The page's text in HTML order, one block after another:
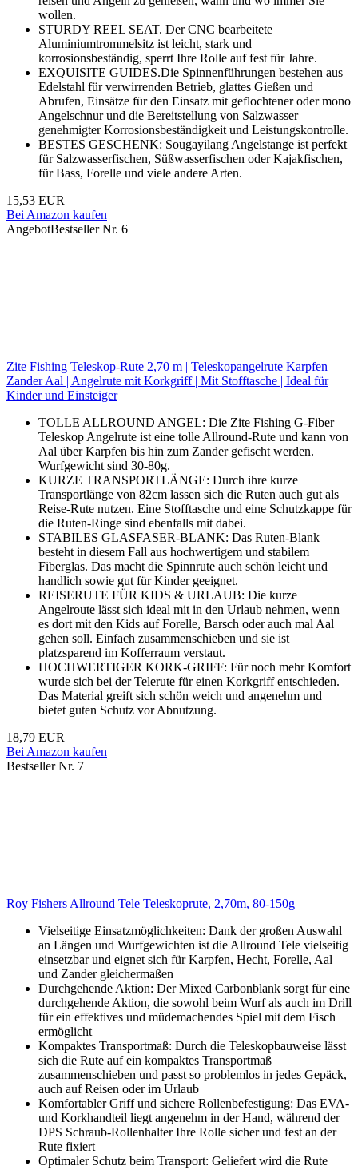
wollen.
STURDY REEL SEAT. Der CNC bearbeitete
Aluminiumtrommelsitz ist leicht, stark und
korrosionsbeständig, sperrt Ihre Rolle auf fest für Jahre.
EXQUISITE GUIDES.Die Spinnenführungen bestehen aus
Edelstahl für verwirrenden Betrieb, glattes Gießen und
Abrufen, Einsätze für den Einsatz mit geflochtener oder mono
Angelschnur und die Bereitstellung von Salzwasser
genehmigter Korrosionsbeständigkeit und Leistungskontrolle.
BESTES GESCHENK: Sougayilang Angelstange ist perfekt
für Salzwasserfischen, Süßwasserfischen oder Kajakfischen,
für Bass, Forelle und viele andere Arten.
15,53 EUR
Bei Amazon kaufen
AngebotBestseller Nr. 6
Zite Fishing Teleskop-Rute 2,70 m | Teleskopangelrute Karpfen
Zander Aal | Angelrute mit Korkgriff | Mit Stofftasche | Ideal für
Kinder und Einsteiger
TOLLE ALLROUND ANGEL: Die Zite Fishing G-Fiber
Teleskop Angelrute ist eine tolle Allround-Rute und kann von
Aal über Karpfen bis hin zum Zander gefischt werden.
Wurfgewicht sind 30-80g.
KURZE TRANSPORTLÄNGE: Durch ihre kurze
Transportlänge von 82cm lassen sich die Ruten auch gut als
Reise-Rute nutzen. Eine Stofftasche und eine Schutzkappe für
die Ruten-Ringe sind ebenfalls mit dabei.
STABILES GLASFASER-BLANK: Das Ruten-Blank
besteht in diesem Fall aus hochwertigem und stabilem
Fiberglas. Das macht die Spinnrute auch schön leicht und
handlich sowie gut für Kinder geeignet.
REISERUTE FÜR KIDS & URLAUB: Die kurze
Angelroute lässt sich ideal mit in den Urlaub nehmen, wenn
es dort mit den Kids auf Forelle, Barsch oder auch mal Aal
gehen soll. Einfach zusammenschieben und sie ist
platzsparend im Kofferraum verstaut.
HOCHWERTIGER KORK-GRIFF: Für noch mehr Komfort
wurde sich bei der Telerute für einen Korkgriff entschieden.
Das Material greift sich schön weich und angenehm und
bietet guten Schutz vor Abnutzung.
18,79 EUR
Bei Amazon kaufen
Bestseller Nr. 7
Roy Fishers Allround Tele Teleskoprute, 2,70m, 80-150g
Vielseitige Einsatzmöglichkeiten: Dank der großen Auswahl
an Längen und Wurfgewichten ist die Allround Tele vielseitig
einsetzbar und eignet sich für Karpfen, Hecht, Forelle, Aal
und Zander gleichermaßen
Durchgehende Aktion: Der Mixed Carbonblank sorgt für eine
durchgehende Aktion, die sowohl beim Wurf als auch im Drill
für ein effektives und müdemachendes Spiel mit dem Fisch
ermöglicht
Kompaktes Transportmaß: Durch die Teleskopbauweise lässt
sich die Rute auf ein kompaktes Transportmaß
zusammenschieben und passt so problemlos in jedes Gepäck,
auch auf Reisen oder im Urlaub
Komfortabler Griff und sichere Rollenbefestigung: Das EVA-
und Korkhandteil liegt angenehm in der Hand, während der
DPS Schraub-Rollenhalter Ihre Rolle sicher und fest an der
Rute fixiert
Optimaler Schutz beim Transport: Geliefert wird die Rute